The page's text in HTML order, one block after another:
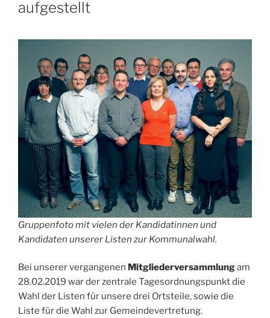
aufgestellt
Gruppenfoto mit vielen der Kandidatinnen und
Kandidaten unserer Listen zur Kommunalwahl.
Bei unserer vergangenen Mitgliederversammlungam
28.02.2019 war der zentrale Tagesordnungspunkt die
Wahl der Listen für unsere drei Ortsteile, sowie die
Liste für die Wahl zur Gemeindevertretung.